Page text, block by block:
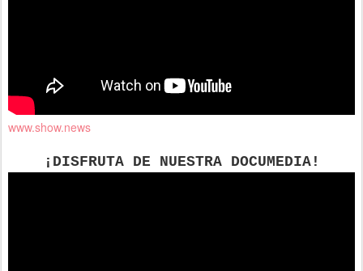
www.show.news
¡DISFRUTA DE NUESTRA DOCUMEDIA!